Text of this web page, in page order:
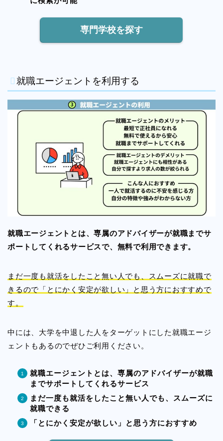
専門学校を探す
就職エージェントを利用する
就職エージェントとは、専属のアドバイザーが就職までサ
ポートしてくれるサービスで、無料で利用できます。
まだ一度も就活をしたこと無い人でも、スムーズに就職で
きるので「とにかく安定が欲しい」と思う方におすすめで
す。
中には、大学を中退した人をターゲットにした就職エージ
ェントもあるのでぜひご利用ください。
就職エージェントとは、専属のアドバイザーが就職
までサポートしてくれるサービス
まだ一度も就活をしたこと無い人でも、スムーズに
就職できる
「とにかく安定が欲しい」と思う方におすすめ